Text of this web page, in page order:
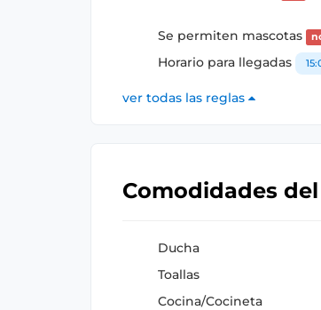
Se permiten mascotas
Horario para llegadas
ver todas las reglas
Comodidades
Ducha
Toallas
Cocina/Cocineta